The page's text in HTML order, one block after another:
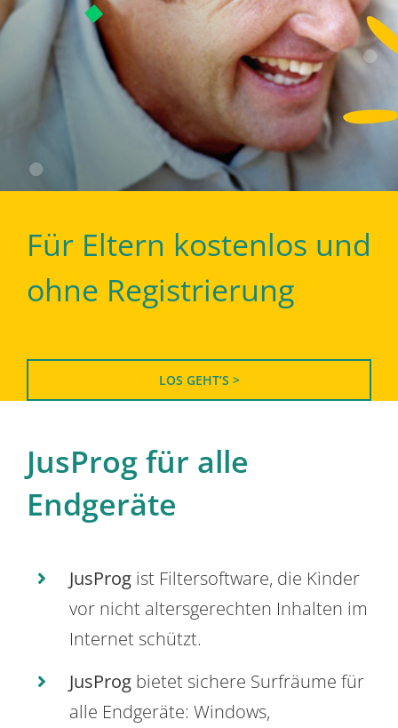
Für Eltern kostenlos und
ohne Registrierung
LOS GEHT’S >
JusProg für alle
Endgeräte
JusProg ist Filtersoftware, die Kinder
vor nicht altersgerechten Inhalten im
Internet schützt.
JusProg bietet sichere Surfräume für
alle Endgeräte: Windows,